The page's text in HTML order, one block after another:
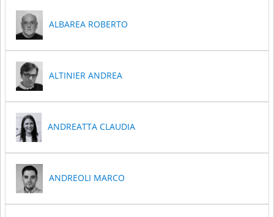
ALBAREA ROBERTO
ALTINIER ANDREA
ANDREATTA CLAUDIA
ANDREOLI MARCO